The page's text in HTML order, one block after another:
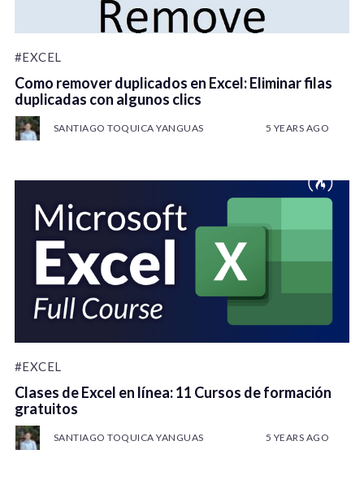
#EXCEL
Como remover duplicados en Excel: Eliminar filas
duplicadas con algunos clics
SANTIAGO TOQUICA YANGUAS 5 YEARS AGO
#EXCEL
Clases de Excel en línea: 11 Cursos de formación
gratuitos
SANTIAGO TOQUICA YANGUAS 5 YEARS AGO